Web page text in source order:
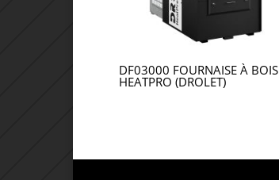
DF03000 FOURNAISE À BOIS
HEATPRO (DROLET)